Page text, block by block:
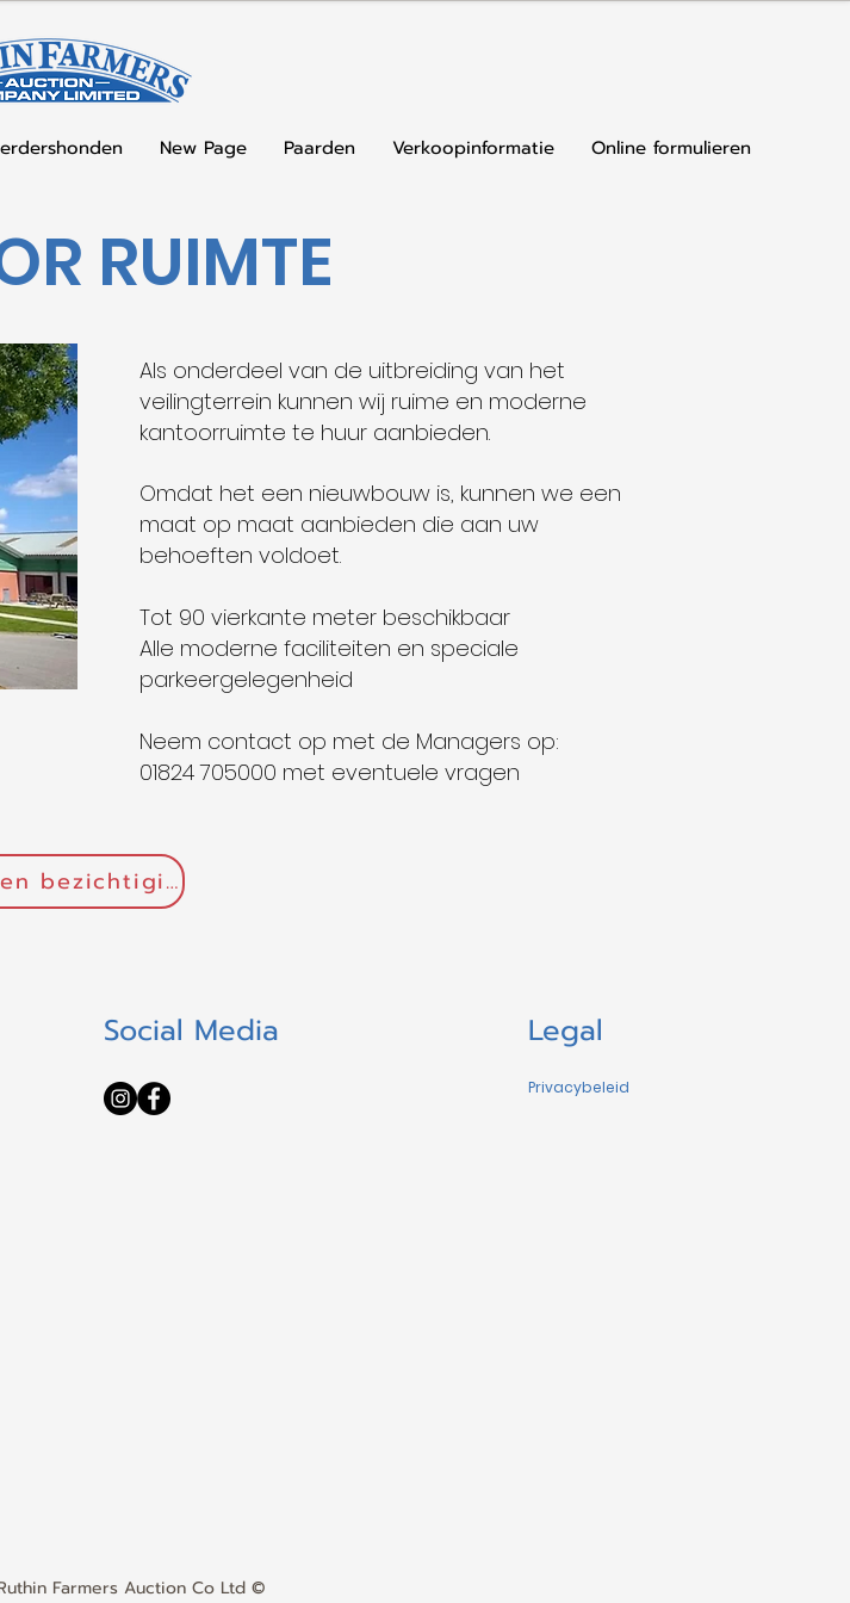
New Page Paarden Verkoopinformatie Online formulieren
RUIMTE
Als onderdeel van de uitbreiding van het
veilingterrein kunnen wij ruime en moderne
kantoorruimte te huur aanbieden.
Omdat het een nieuwbouw is, kunnen we een
maat op maat aanbieden die aan uw
behoeften voldoet.
Tot 90 vierkante meter beschikbaar
Alle moderne faciliteiten en speciale
parkeergelegenheid
Neem contact op met de Managers op:
01824 705000 met eventuele vragen
Boek een bezichtiging
Social Media Legal
Privacybeleid
Farmers Auction Co Ltd ©